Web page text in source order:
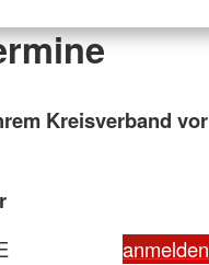
Kreisverband vor
anmelden